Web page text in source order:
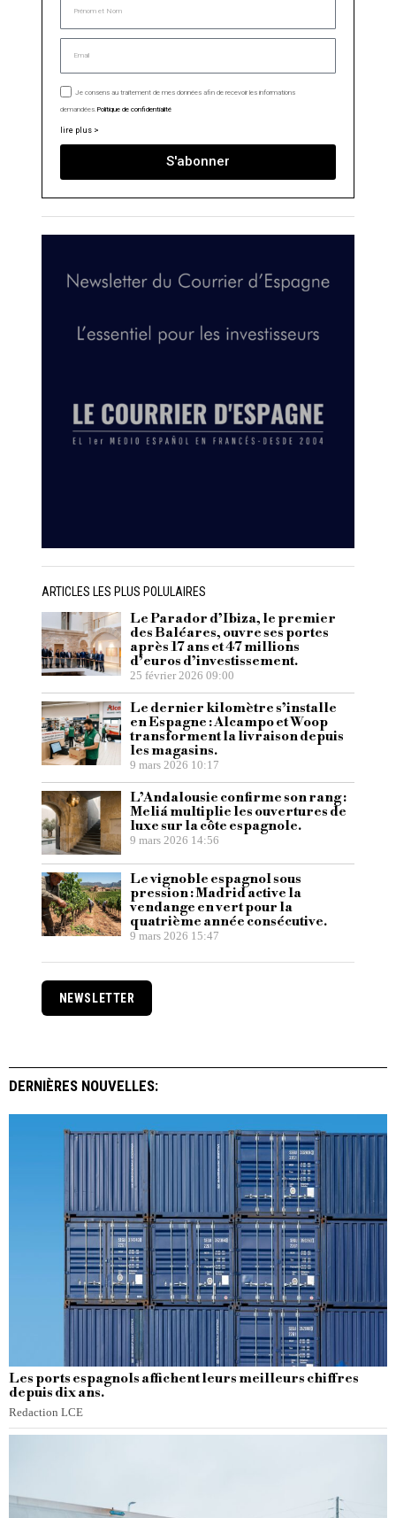
Je consens au traitement de mes données afin de recevoir les informations
demandées. Politique de confidentialité
lire plus >
S'abonner
ARTICLES LES PLUS POLULAIRES
Le Parador d’Ibiza, le premier
des Baléares, ouvre ses portes
après 17 ans et 47 millions
d’euros d’investissement.
25 février 2026 09:00
Le dernier kilomètre s’installe
en Espagne : Alcampo et Woop
transforment la livraison depuis
les magasins.
9 mars 2026 10:17
L’Andalousie confirme son rang :
Meliá multiplie les ouvertures de
luxe sur la côte espagnole.
9 mars 2026 14:56
Le vignoble espagnol sous
pression : Madrid active la
vendange en vert pour la
quatrième année consécutive.
9 mars 2026 15:47
NEWSLETTER
DERNIÈRES NOUVELLES:
Les ports espagnols affichent leurs meilleurs chiffres
depuis dix ans.
Redaction LCE